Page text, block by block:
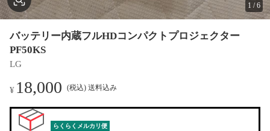
1 /6
バッテリー内蔵フルHDコンパクトプロジェクター
PF50KS
LG
¥ 18,000 (税込) 送料込み
らくらくメルカリ便